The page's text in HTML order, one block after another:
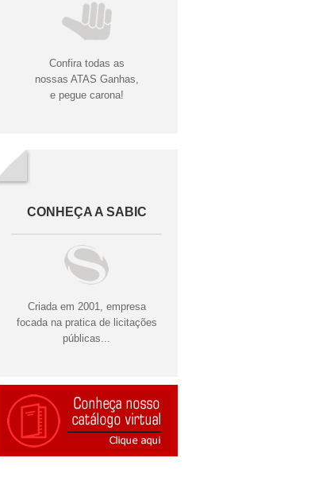
Confira todas as
nossas ATAS Ganhas,
e pegue carona!
CONHEÇA A SABIC
Criada em 2001, empresa
focada na pratica de licitações
públicas...